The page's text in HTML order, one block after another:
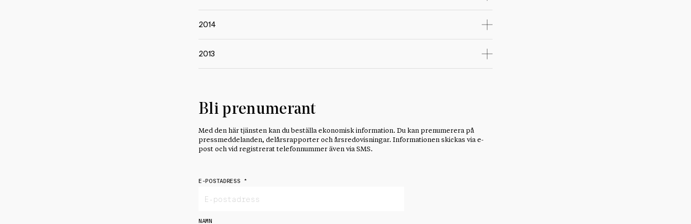
2014
2013
Bli prenumerant
Med den här tjänsten kan du beställa ekonomisk information. Du kan prenumerera på
pressmeddelanden, delårsrapporter och årsredovisningar. Informationen skickas via e-
post och vid registrerat telefonnummer även via SMS.
E-POSTADRESS *
NAMN